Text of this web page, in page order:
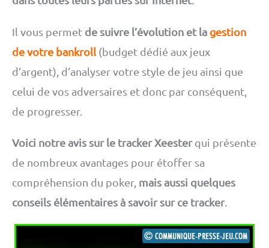
Il vous permet de suivre l’évolution et la gestion
de votre bankroll (budget dédié aux jeux
d’argent), d’analyser votre style de jeu ainsi que
celui de vos adversaires et donc par conséquent,
de progresser.
Voici notre avis sur le tracker Xeesterqui présente
de nombreux avantages pour étoffer sa
compréhension du poker, mais aussi quelques
conseils élémentaires à savoir sur ce tracker.